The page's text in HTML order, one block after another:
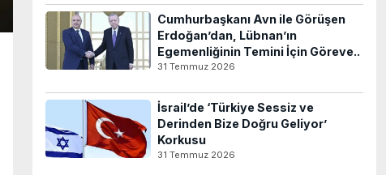
Cumhurbaşkanı Avn ile Görüşen
Erdoğan’dan, Lübnan’ın
Egemenliğinin Temini İçin Göreve..
31 Temmuz 2026
İsrail’de ‘Türkiye Sessiz ve
Derinden Bize Doğru Geliyor’
Korkusu
31 Temmuz 2026